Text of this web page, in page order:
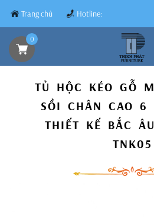
Trang chủ Hotline:
0839.8899.79
0
TỦ HỘC KÉO GỖ
SỒI CHÂN CAO 6
THIẾT KẾ BẮC
TNK05